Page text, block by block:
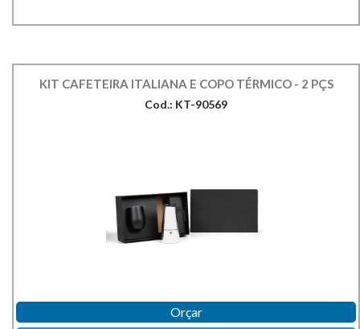
KIT CAFETEIRA ITALIANA E COPO TÉRMICO - 2 PÇS
Cod.: KT-90569
Orçar